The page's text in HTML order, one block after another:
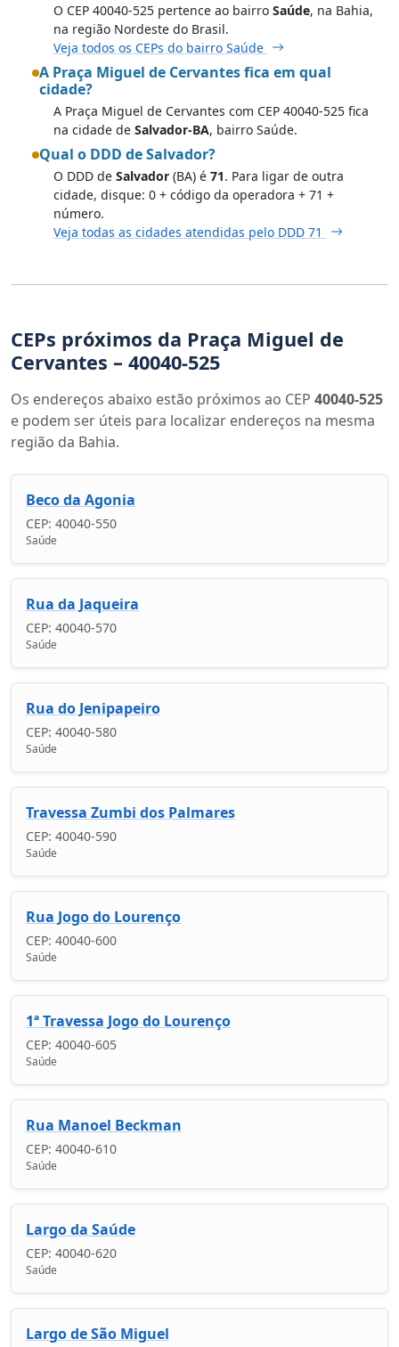
O CEP 40040-525 pertence ao bairro Saúde, na Bahia,
na região Nordeste do Brasil.
Veja todos os CEPs do bairro Saúde
A Praça Miguel de Cervantes fica em qual
cidade?
A Praça Miguel de Cervantes com CEP 40040-525 fica
na cidade de Salvador-BA, bairro Saúde.
Qual o DDD de Salvador?
O DDD de Salvador (BA) é 71. Para ligar de outra
cidade, disque: 0 + código da operadora + 71 +
número.
Veja todas as cidades atendidas pelo DDD 71
CEPs próximos da Praça Miguel de
Cervantes – 40040-525
Os endereços abaixo estão próximos ao CEP 40040-525
e podem ser úteis para localizar endereços na mesma
região da Bahia.
Beco da Agonia
CEP: 40040-550
Saúde
Rua da Jaqueira
CEP: 40040-570
Saúde
Rua do Jenipapeiro
CEP: 40040-580
Saúde
Travessa Zumbi dos Palmares
CEP: 40040-590
Saúde
Rua Jogo do Lourenço
CEP: 40040-600
Saúde
1ª Travessa Jogo do Lourenço
CEP: 40040-605
Saúde
Rua Manoel Beckman
CEP: 40040-610
Saúde
Largo da Saúde
CEP: 40040-620
Saúde
Largo de São Miguel